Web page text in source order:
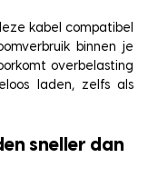
kabel compatibel
binnen je
overbelasting
laden, zelfs als
sneller dan